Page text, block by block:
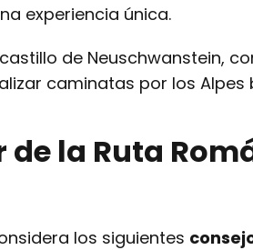
experiencia única.
de Neuschwanstein,
caminatas por los Alpes
la Ruta
los siguientes